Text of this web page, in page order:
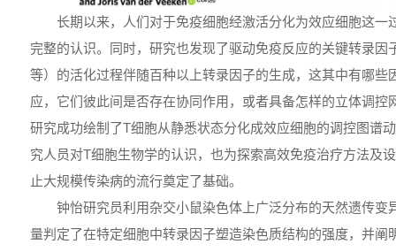
长期以来，人们对于免疫细胞经激活分化为效应细胞这一
完整的认识。同时，研究也发现了驱动免疫反应的关键转录因
等）的活化过程伴随百种以上转录因子的生成，这其中有哪些
应，它们彼此间是否存在协同作用，或者具备怎样的立体调控
研究成功绘制了T细胞从静悉状态分化成效应细胞的调控图谱
究人员对T细胞生物学的认识，也为探索高效免疫治疗方法及
止大规模传染病的流行奠定了基础。
钟怡研究员利用杂交小鼠染色体上广泛分布的天然遗传变
量判定了在特定细胞中转录因子塑造染色质结构的强度，并阐